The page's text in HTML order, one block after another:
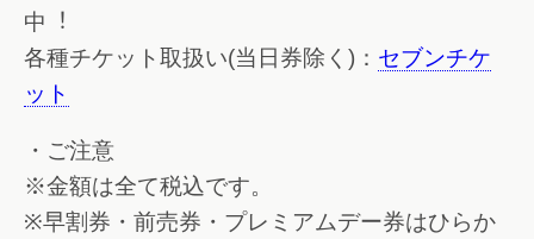
中︕
各種チケット取扱い(当日券除く)： セブンチケ
ット
・ご注意
※金額は全て税込です。
※早割券・前売券・プレミアムデー券はひらか